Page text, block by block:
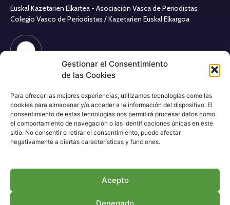
Gestionar el Consentimiento
de las Cookies
Para ofrecer las mejores experiencias, utilizamos tecnologías como las
cookies para almacenar y/o acceder a la información del dispositivo. El
consentimiento de estas tecnologías nos permitirá procesar datos como
el comportamiento de navegación o las identificaciones únicas en este
sitio. No consentir o retirar el consentimiento, puede afectar
negativamente a ciertas características y funciones.
Acepto
Denegado
Euskal Kazetarien Elkartea - Asociación Vasca de Periodistas
Colegio Vasco de Periodistas / Kazetarien Euskal Elkargoa
Política de cookies
Política de privacidad
RRSS Asociación